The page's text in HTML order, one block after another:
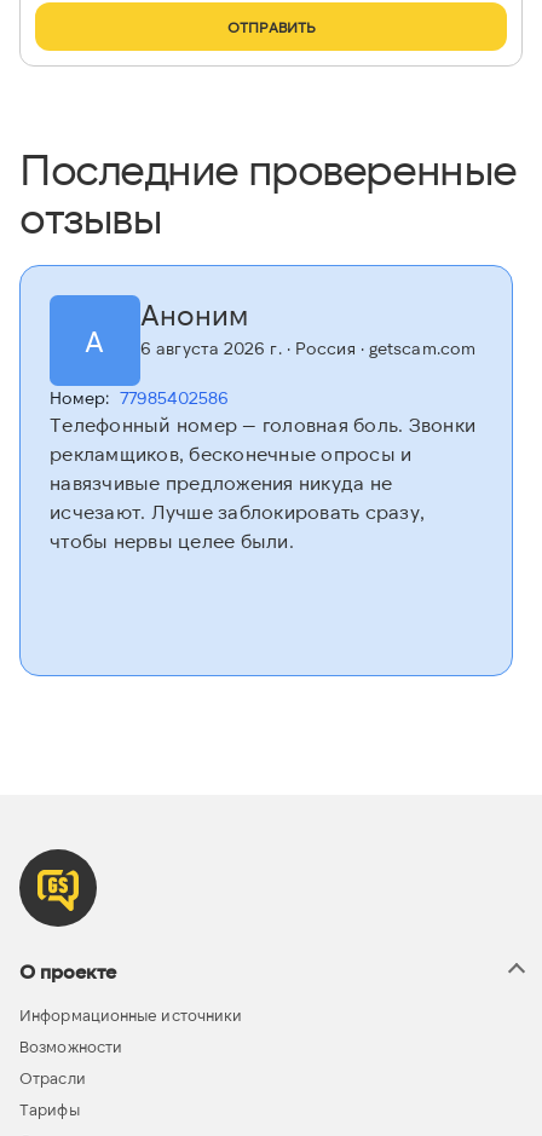
ОТПРАВИТЬ
Последние проверенные
отзывы
А
Аноним
6 августа 2026 г.· Россия · getscam.com
Номер: 77985402586
Телефонный номер — головная боль. Звонки
рекламщиков, бесконечные опросы и
навязчивые предложения никуда не
исчезают. Лучше заблокировать сразу,
чтобы нервы целее были.
О проекте
Информационные источники
Возможности
Отрасли
Тарифы